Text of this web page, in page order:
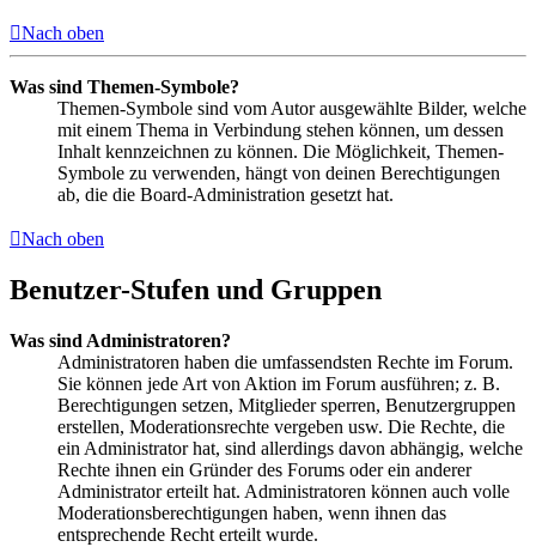
Nach oben
Was sind Themen-Symbole?
Themen-Symbole sind vom Autor ausgewählte Bilder, welche
mit einem Thema in Verbindung stehen können, um dessen
Inhalt kennzeichnen zu können. Die Möglichkeit, Themen-
Symbole zu verwenden, hängt von deinen Berechtigungen
ab, die die Board-Administration gesetzt hat.
Nach oben
Benutzer-Stufen und Gruppen
Was sind Administratoren?
Administratoren haben die umfassendsten Rechte im Forum.
Sie können jede Art von Aktion im Forum ausführen; z. B.
Berechtigungen setzen, Mitglieder sperren, Benutzergruppen
erstellen, Moderationsrechte vergeben usw. Die Rechte, die
ein Administrator hat, sind allerdings davon abhängig, welche
Rechte ihnen ein Gründer des Forums oder ein anderer
Administrator erteilt hat. Administratoren können auch volle
Moderationsberechtigungen haben, wenn ihnen das
entsprechende Recht erteilt wurde.